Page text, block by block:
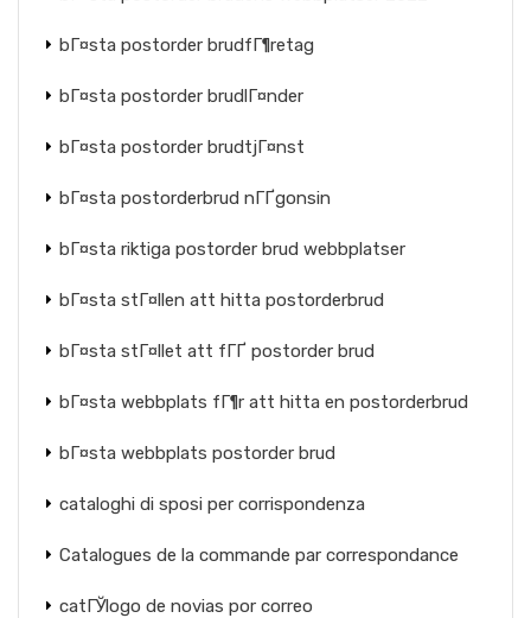
bГ¤sta postorder brudfГ¶retag
bГ¤sta postorder brudlГ¤nder
bГ¤sta postorder brudtjГ¤nst
bГ¤sta postorderbrud nГҐgonsin
bГ¤sta riktiga postorder brud webbplatser
bГ¤sta stГ¤llen att hitta postorderbrud
bГ¤sta stГ¤llet att fГҐ postorder brud
bГ¤sta webbplats fГ¶r att hitta en postorderbrud
bГ¤sta webbplats postorder brud
cataloghi di sposi per corrispondenza
Catalogues de la commande par correspondance
catГЎlogo de novias por correo